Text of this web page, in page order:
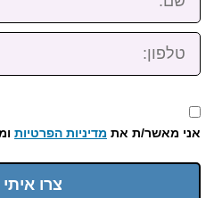
טלפון:
אני מאשר/ת את מדיניות הפרטיות
צרו